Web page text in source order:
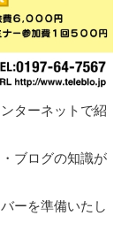
ターネットで紹
ブログの知識が
ーを準備いたし